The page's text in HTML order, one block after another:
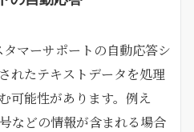
マーサポートの自動応答シ
れたテキストデータを処理
可能性があります。例え
などの情報が含まれる場合